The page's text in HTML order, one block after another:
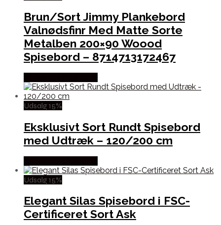
Brun/Sort Jimmy Plankebord
Valnødsfinr Med Matte Sorte
Metalben 200×90 Woood
Spisebord – 8714713172467
Udsalg 15%
Eksklusivt Sort Rundt Spisebord
med Udtræk – 120/200 cm
Udsalg 15%
Elegant Silas Spisebord i FSC-
Certificeret Sort Ask